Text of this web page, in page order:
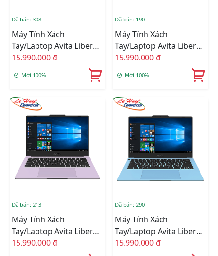
Đã bán: 308
Máy Tính Xách
Tay/Laptop Avita Liber
V14 NS14A8VNW561-
3700U/8GB/512GB
ON/Win10/Pink)
15.990.000 đ
Mới 100%
Đã bán: 190
Máy Tính Xách
Tay/Laptop Avita Liber
V14 NS14A8VNW561-
3700U/8GB/512GB
ON/Win10/Red)
15.990.000 đ
Mới 100%
Đã bán: 213
Máy Tính Xách
Tay/Laptop Avita Liber
V14 NS14A8VNW561-
15.990.000 đ
Đã bán: 290
Máy Tính Xách
Tay/Laptop Avita Liber
V14 NS14A8VNW561-
15.990.000 đ